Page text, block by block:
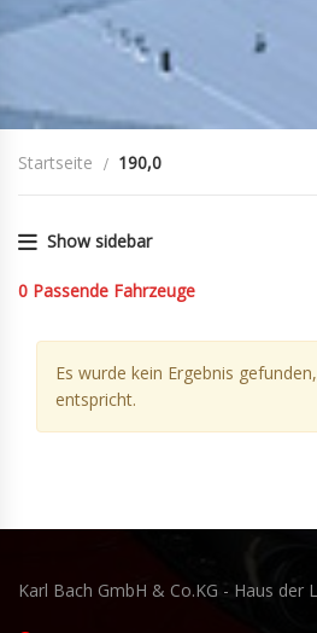
Startseite 190,0
Show sidebar
0 Passende Fahrzeuge
Es wurde kein Ergebnis
entspricht.
Karl Bach GmbH & Co.KG - Haus der